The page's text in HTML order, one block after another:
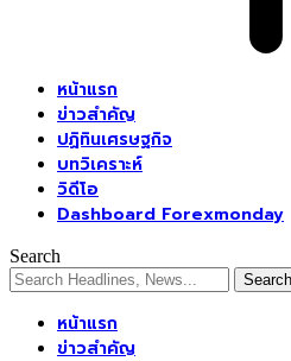
หน้าแรก
ข่าวสำคัญ
ปฏิทินเศรษฐกิจ
บทวิเคราะห์
วิดีโอ
Dashboard Forexmonday
Search
หน้าแรก
ข่าวสำคัญ